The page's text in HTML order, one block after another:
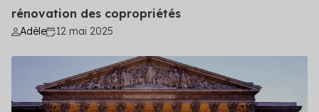
Découvrez les primes auxquelles vous pouvez
Voir toutes les solutions
rénovation des copropriétés
Adèle 12 mai 2025